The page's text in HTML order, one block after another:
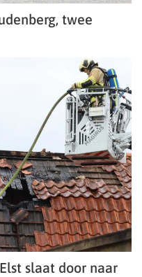
twee
slaat door naar